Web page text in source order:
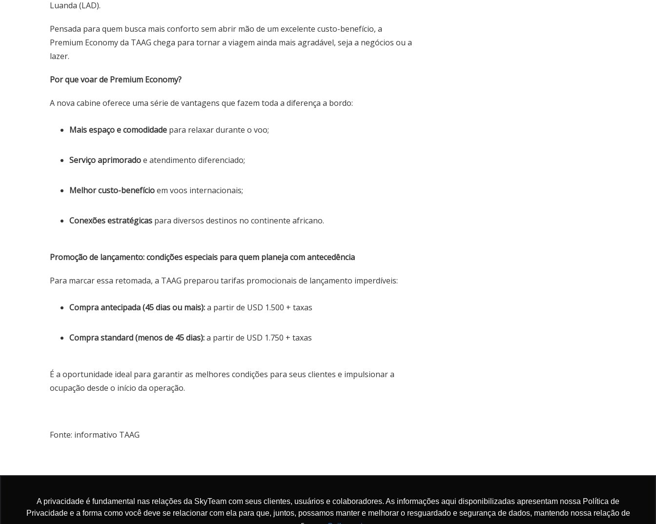
A privacidade é fundamental nas relações da SkyTeam com seus clientes, usuários e colaboradores. As informações aqui disponibilizadas apresentam nossa Política de
Privacidade e a forma como você deve se relacionar com ela para que, juntos, possamos manter e melhorar o resguardado e segurança de dados, mantendo nossa relação de
Luanda (LAD).
Pensada para quem busca mais conforto sem abrir mão de um excelente custo-benefício, a
Premium Economy da TAAG chega para tornar a viagem ainda mais agradável, seja a negócios ou a
lazer.
Por que voar de Premium Economy?
A nova cabine oferece uma série de vantagens que fazem toda a diferença a bordo:
Mais espaço e comodidade para relaxar durante o voo;
Serviço aprimoradoe atendimento diferenciado;
Melhor custo-benefícioem voos internacionais;
Conexões estratégicas para diversos destinos no continente africano.
Promoção de lançamento: condições especiais para quem planeja com antecedência
Para marcar essa retomada, a TAAG preparou tarifas promocionais de lançamento imperdíveis:
Compra antecipada (45 dias ou mais):a partir de USD 1.500 + taxas
Compra standard (menos de 45 dias):a partir de USD 1.750 + taxas
É a oportunidade ideal para garantir as melhores condições para seus clientes e impulsionar a
ocupação desde o início da operação.
Fonte: informativo TAAG